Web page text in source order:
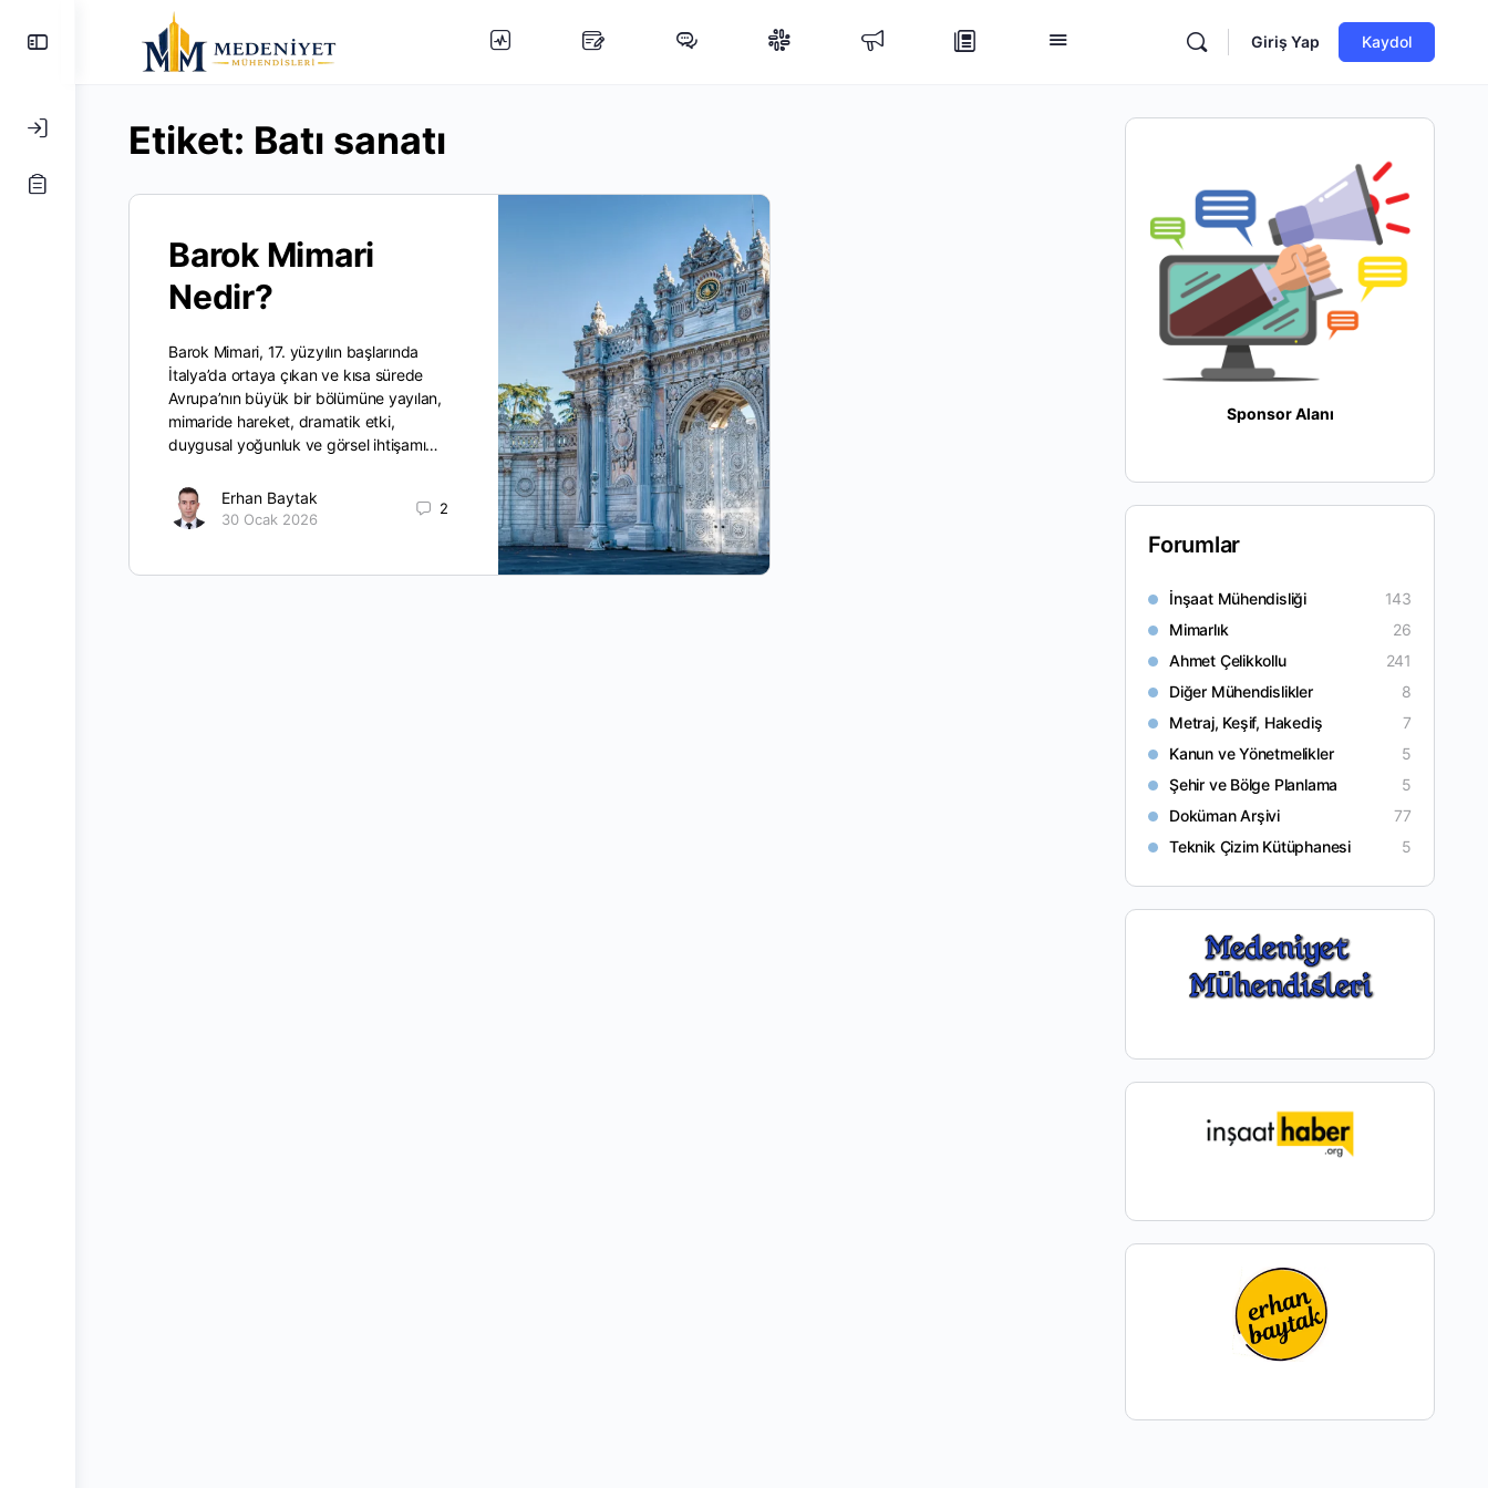
Giriş Yap Kaydol
Etiket: Batı sanatı
Barok Mimari
Nedir?
Barok Mimari, 17. yüzyılın başlarında
İtalya’da ortaya çıkan ve kısa sürede
Avrupa’nın büyük bir bölümüne yayılan,
mimaride hareket, dramatik etki,
duygusal yoğunluk ve görsel ihtişamı…
Erhan Baytak
30 Ocak 2026
2
Sponsor Alanı
Forumlar
İnşaat Mühendisliği
143
Mimarlık
26
Ahmet Çelikkollu
241
Diğer Mühendislikler
8
Metraj, Keşif, Hakediş
7
Kanun ve Yönetmelikler
5
Şehir ve Bölge Planlama
5
Doküman Arşivi
77
Teknik Çizim Kütüphanesi
5